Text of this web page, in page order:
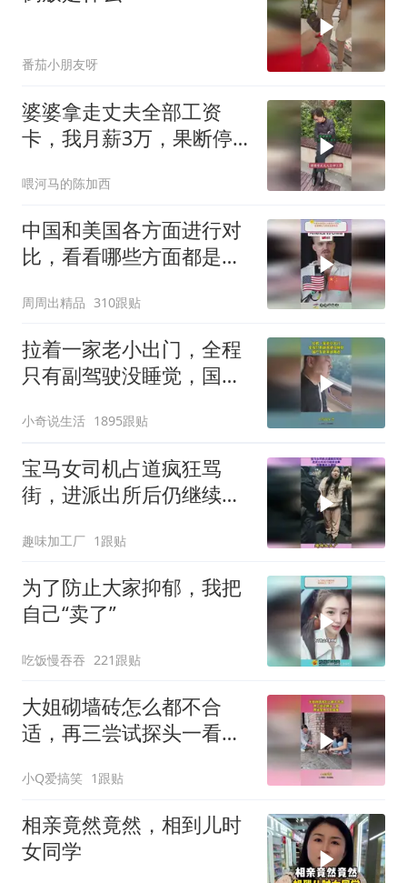
番茄小朋友呀
婆婆拿走丈夫全部工资
卡，我月薪3万，果断停
喂河马的陈加西
中国和美国各方面进行对
比，看看哪些方面都是谁
周周出精品 310跟贴
拉着一家老小出门，全程
只有副驾驶没睡觉，国产
小奇说生活 1895跟贴
宝马女司机占道疯狂骂
街，进派出所后仍继续发
趣味加工厂 1跟贴
为了防止大家抑郁，我把
自己“卖了”
吃饭慢吞吞 221跟贴
大姐砌墙砖怎么都不合
适，再三尝试探头一看，
小Q爱搞笑 1跟贴
相亲竟然竟然，相到儿时
女同学